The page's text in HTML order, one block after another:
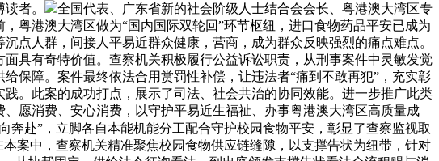
者。
全国代表、广东省新的社会阶级人士结合会会长、粤港澳大湾区专
粤港澳大湾区做为“国内国际双轮回”环节枢纽，进口食物药品平安已成为
点人群，间接人平易近群众健康，营商，成为群众反映强烈的痛点难点。
具有奇特价值。查察机关积极履行公益诉讼职责，从刑事案件中灵敏发觉
保障。案件最终依法合用赏罚性补偿，让违法者“痛到不敢再犯”，充实彰
。此案的成功打点，展示了司法、社会共治的协同效能。进一步推广此类
愿消费、安心消费，以守护平易近生福祉、办事粤港澳大湾区高质量成
赴”，立脚各自本能机能分工配合守护校园食物平安，彰显了查察监视取
案中，查察机关精准聚焦校园食物供应链缝隙，以支撑告状为纽带，针对